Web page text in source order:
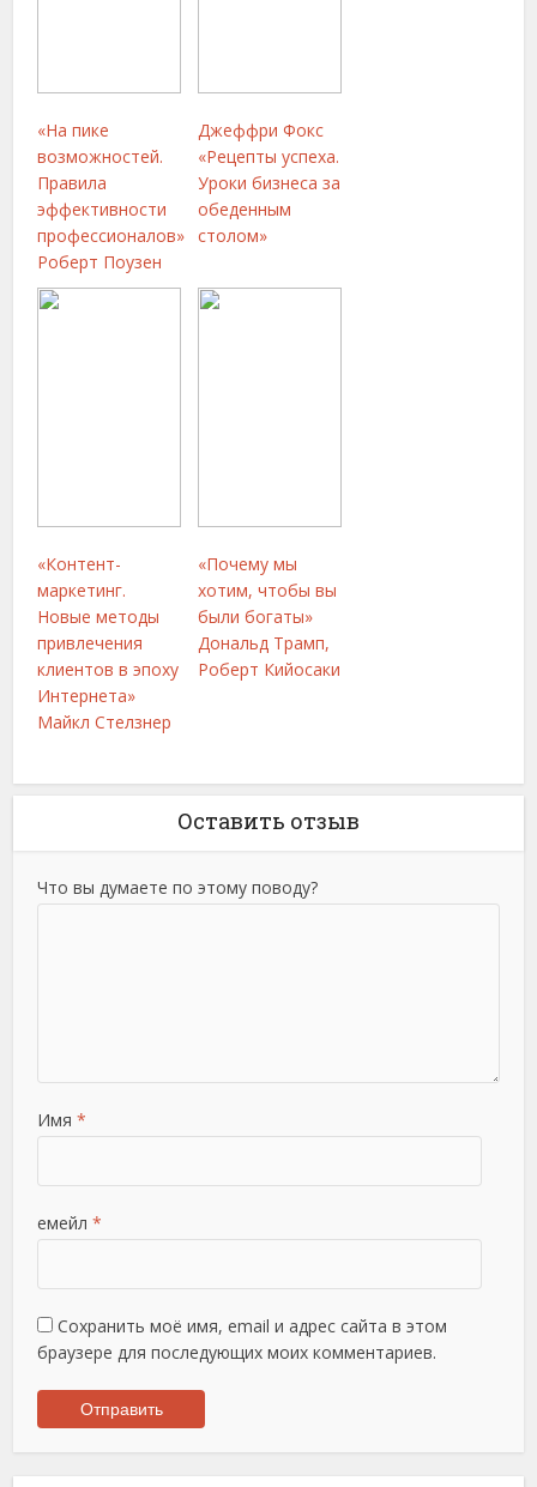
«На пике
возможностей.
Правила
эффективности
профессионалов»
Роберт Поузен
Джеффри Фокс
«Рецепты успеха.
Уроки бизнеса за
обеденным
столом»
«Контент-
маркетинг.
Новые методы
привлечения
клиентов в эпоху
Интернета»
Майкл Стелзнер
«Почему мы
хотим, чтобы вы
были богаты»
Дональд Трамп,
Роберт Кийосаки
Оставить отзыв
Что вы думаете по этому поводу?
Имя *
емейл *
Сохранить моё имя, email и адрес сайта в этом
браузере для последующих моих комментариев.